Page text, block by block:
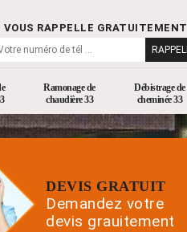
VOUS RAPPELLE GRATUITEMENT
Ramonage de
chaudière 33
Débistrage de
cheminée 33
DEVIS GRATUIT
Demandez votre
devis grauitement